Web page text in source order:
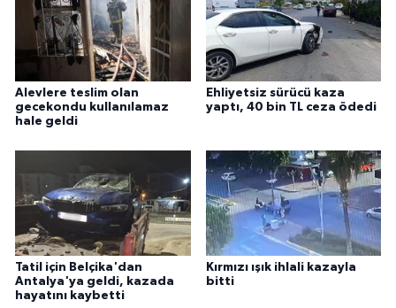
Alevlere teslim olan
gecekondu kullanılamaz
hale geldi
Ehliyetsiz sürücü kaza
yaptı, 40 bin TL ceza ödedi
Tatil için Belçika'dan
Antalya'ya geldi, kazada
hayatını kaybetti
Kırmızı ışık ihlali kazayla
bitti